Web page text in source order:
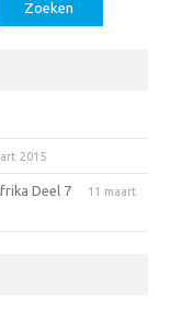
2015
Deel 7
11 maart